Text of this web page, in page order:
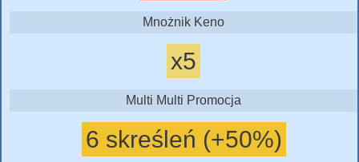
Mnożnik Keno
x5
Multi Multi Promocja
6 skreśleń (+50%)